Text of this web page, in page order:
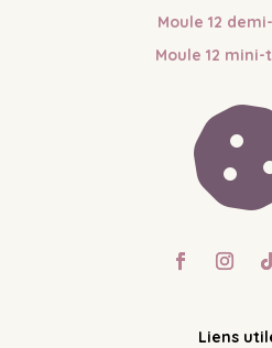
Moule 12
Moule 12
Liens